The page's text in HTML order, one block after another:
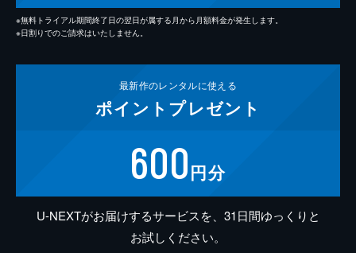
※無料トライアル期間終了日の翌日が属する月から月額料金が発生します。
※日割りでのご請求はいたしません。
最新作のレンタルに使える
ポイント プレゼント
600円分
U-NEXTがお届けするサービスを、31日間ゆっくりと
お試しください。